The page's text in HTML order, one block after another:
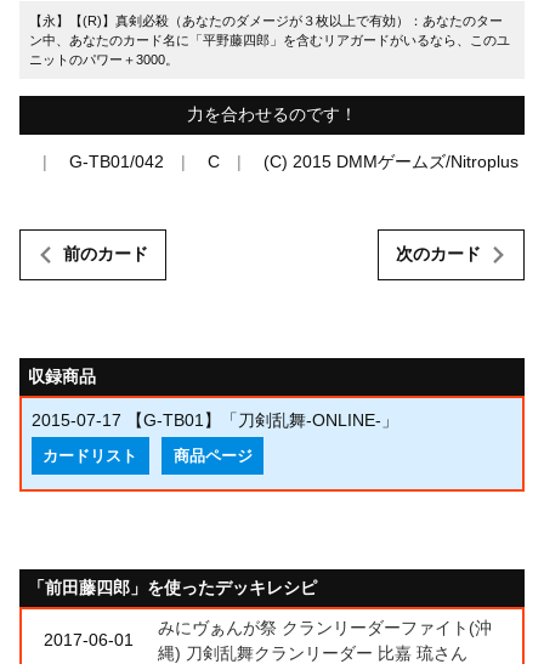
【永】【(R)】真剣必殺（あなたのダメージが３枚以上で有効）：あなたのター
ン中、あなたのカード名に「平野藤四郎」を含むリアガードがいるなら、このユ
ニットのパワー＋3000。
力を合わせるのです！
G-TB01/042 C (C) 2015 DMMゲームズ/Nitroplus
前のカード 次のカード
収録商品
2015-07-17 【G-TB01】「刀剣乱舞-ONLINE-」
カードリスト 商品ページ
「前田藤四郎」を使ったデッキレシピ
2017-06-01
みにヴぁんが祭 クランリーダーファイト(沖
縄) 刀剣乱舞クランリーダー 比嘉 琉さん